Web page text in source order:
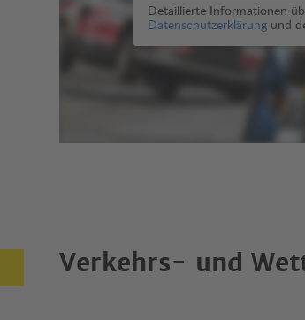
Detaillierte Informationen
Datenschutzerklärung und
Verkehrs- und